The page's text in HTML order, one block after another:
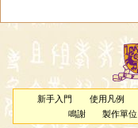
新手入門 使用凡例
鳴謝
製作單位